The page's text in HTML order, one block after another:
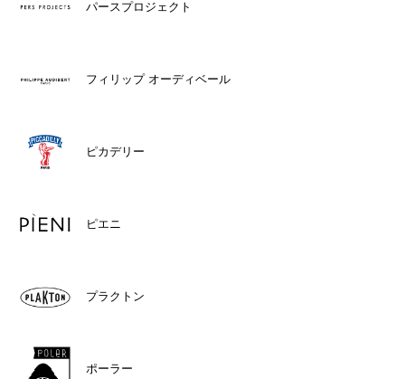
パースプロジェクト
フィリップ オーディベール
ピカデリー
ピエニ
プラクトン
ポーラー